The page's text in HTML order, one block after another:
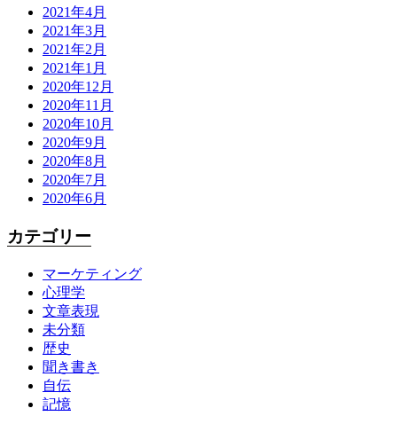
2021年4月
2021年3月
2021年2月
2021年1月
2020年12月
2020年11月
2020年10月
2020年9月
2020年8月
2020年7月
2020年6月
カテゴリー
マーケティング
心理学
文章表現
未分類
歴史
聞き書き
自伝
記憶